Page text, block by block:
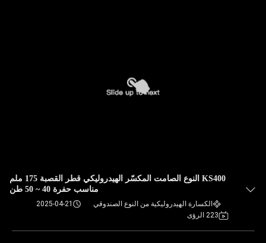
KS400 النوع الصامت المكسّر الهيدروليكي قطر القصبة 175 ملم
مناسب حفرة 40 ~ 50 طن
الكسارة الهيدروليكية من النوع الصندوقي
2025-04-21
223 الرؤى